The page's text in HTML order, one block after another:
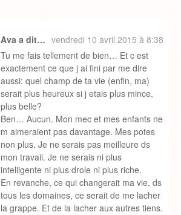
Ava a dit… vendredi 10 avril 2015 à 8:38
Tu me fais tellement de bien… Et c est
exactement ce que j ai fini par me dire
aussi: quel champ de ta vie (enfin, ma)
serait plus heureux si j etais plus mince,
plus belle?
Ben… Aucun. Mon mec et mes enfants ne
m aimeraient pas davantage. Mes potes
non plus. Je ne serais pas meilleure ds
mon travail. Je ne serais ni plus
intelligente ni plus drole ni plus riche.
En revanche, ce qui changerait ma vie, ds
tous les domaines, ce serait de me lacher
la grappe. Et de la lacher aux autres tiens.